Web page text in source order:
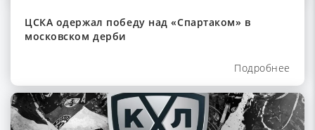
ЦСКА одержал победу над «Спартаком» в
московском дерби
Подробнее